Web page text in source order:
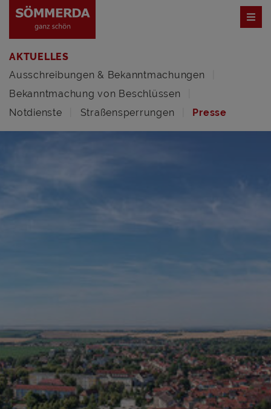
AKTUELLES
Ausschreibungen & Bekanntmachungen
Bekanntmachung von Beschlüssen
Notdienste
Straßensperrungen Presse